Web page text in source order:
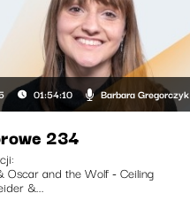
01:54:10 Barbara Gregorczyk
234
Oscar and the Wolf - Ceiling
&...